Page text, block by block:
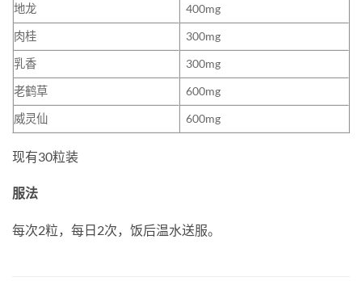
地龙
400mg
肉桂
300mg
乳香
300mg
老鹤草
600mg
威灵仙
600mg
现有30粒装
服法
每次2粒，每日2次，饭后温水送服。